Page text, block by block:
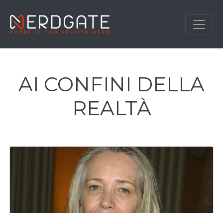
AI CONFINI DELLA
REALTÀ